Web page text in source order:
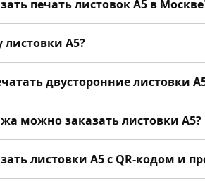
печать листовок А5 в
заказать печать и
1–500 шт. на цифровой печати и
листовки А5?
листовки А5 — 148×210 мм.
мм.
двусторонние листовки
односторонние и
4+0, а для подробной
можно заказать листовки А5?
заказать от 1 экземпляра. Для
1–500 шт., а для крупных партий
листовки А5 с QR-кодом и